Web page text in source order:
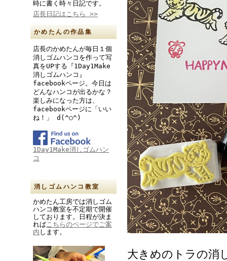
時に書く時々日記です。
店長日記はこちら >>
かめたんの作品集
店長のかめたんが毎日１個
消しゴムハンコを作って写
真をUPする『1Day1Make
消しゴムハンコ』
facebookページ。今日は
どんなハンコが出るかな？
楽しみになった方は、
facebookページに「いい
ね！」 d(^○^)
1Day1Make消しゴムハン
コ
消しゴムハンコ教室
かめたん工房では消しゴム
ハンコ教室を不定期で開催
しております。日程が決ま
ればこちらのページでご案
内 します。
大きめのトラの消